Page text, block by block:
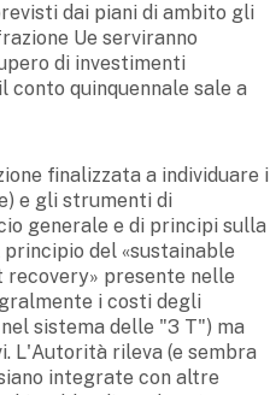
dai piani di ambito gli
Ue serviranno
di investimenti
quinquennale sale a
finalizzata a individuare i
e gli strumenti di
generale e di principi sulla
del «sustainable
recovery» presente nelle
i costi degli
sistema delle "3 T") ma
L'Autorità rileva (e sembra
integrate con altre